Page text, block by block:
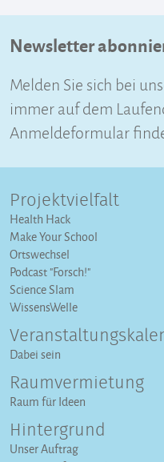
Newsletter
Melden Sie sich bei
immer auf dem
Anmeldeformular
Projektvielfalt
Health Hack
Make Your School
Ortswechsel
Podcast "Forsch!"
Science Slam
WissensWelle
Dabei sein
Raumvermietung
Raum für Ideen
Hintergrund
Unser Auftrag